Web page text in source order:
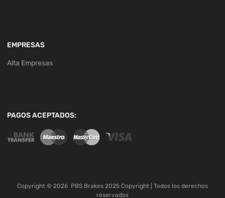
EMPRESAS
Alta Empresas
PAGOS ACEPTADOS:
Copyright © 2026 PBS Brakes 2025 Copyright | Todos los derechos
reservados